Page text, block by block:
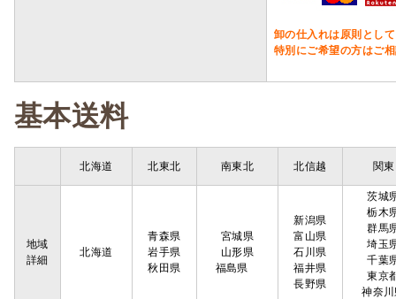
卸の仕入れは原則とし
特別にご希望の方はご
基本送料
北海道 北東北 南東北 北信越 関東
地域
詳細
北海道
青森県
岩手県
秋田県
宮城県
山形県
福島県
新潟県
富山県
石川県
福井県
長野県
茨城
栃木
群馬
埼玉
千葉
東京
神奈